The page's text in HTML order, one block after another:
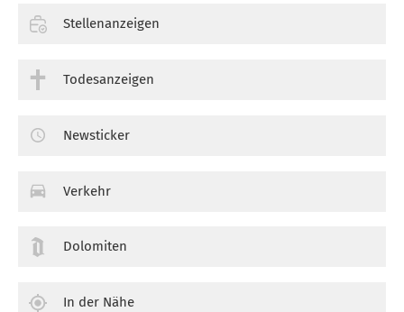
Stellenanzeigen
Todesanzeigen
Newsticker
Verkehr
Dolomiten
In der Nähe